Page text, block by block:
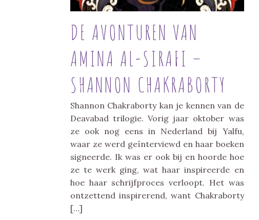
DE AVONTUREN VAN
AMINA AL-SIRAFI –
SHANNON CHAKRABORTY
Shannon Chakraborty kan je kennen van de
Deavabad trilogie. Vorig jaar oktober was
ze ook nog eens in Nederland bij Yalfu,
waar ze werd geïnterviewd en haar boeken
signeerde. Ik was er ook bij en hoorde hoe
ze te werk ging, wat haar inspireerde en
hoe haar schrijfproces verloopt. Het was
ontzettend inspirerend, want Chakraborty
[…]